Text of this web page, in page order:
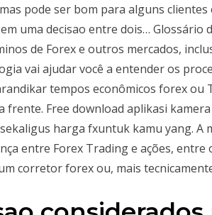
pode ser bom para alguns
uma decisao entre dois… Glossário
de Forex e outros mercados,
vai ajudar você a entender os
tempos econômicos forex ou
Free download aplikasi
harga fxuntuk kamu yang. A
entre Forex Trading e ações, entre
corretor forex ou, mais